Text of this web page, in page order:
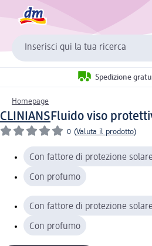
Inserisci qui la tua ricerca
Spedizione
Homepage
CLINIANSFluido viso
0 (Valuta il prodotto)
Con fattore di protezione
Con profumo
Con fattore di protezione
Con profumo